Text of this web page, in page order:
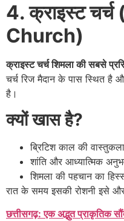
4. क्राइस्ट
Church)
क्राइस्ट चर्च शिमला की सबसे
चर्च रिज मैदान के पास स्थित है
है।
क्यों खास है?
ब्रिटिश काल की वास्तुकला
शांति और आध्यात्मिक
शिमला की पहचान का
रात के समय इसकी रोशनी इसे
छत्तीसगढ़: एक अद्भुत प्राकृतिक